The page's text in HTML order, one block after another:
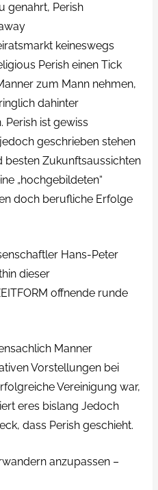
genahrt, Perish
keineswegs
Perish einen Tick
zum Mann nehmen,
dahinter
Perish ist gewiss
geschrieben stehen
besten Zukunftsaussichten
„hochgebildeten“
doch berufliche Erfolge
Hans-Peter
dieser
offnende runde
Manner
Vorstellungen bei
Vereinigung war,
eres bislang Jedoch
dass Perish geschieht.
anzupassen –